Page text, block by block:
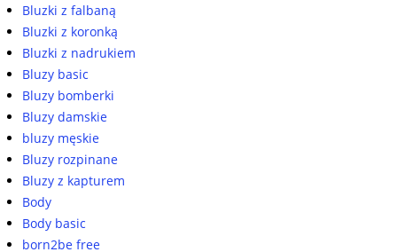
Bluzki z falbaną
Bluzki z koronką
Bluzki z nadrukiem
Bluzy basic
Bluzy bomberki
Bluzy damskie
bluzy męskie
Bluzy rozpinane
Bluzy z kapturem
Body
Body basic
born2be free